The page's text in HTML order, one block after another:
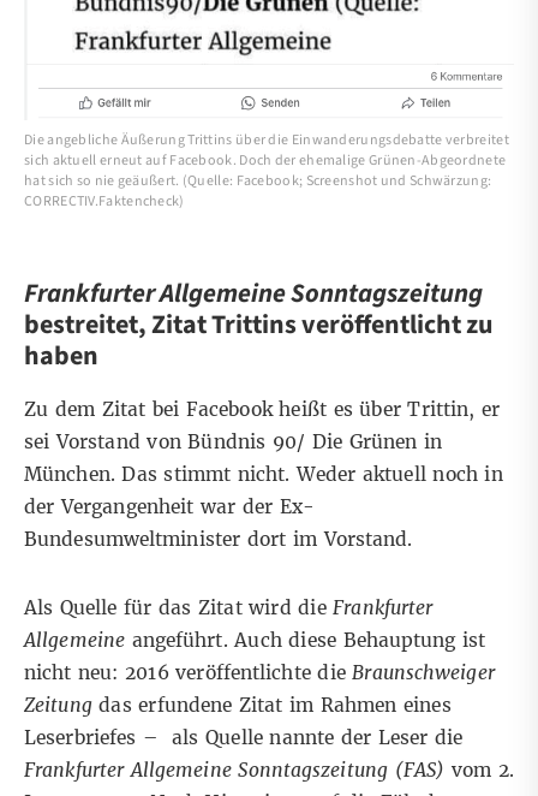
Die angebliche Äußerung Trittins über die Einwanderungsdebatte verbreitet
sich aktuell erneut auf Facebook. Doch der ehemalige Grünen-Abgeordnete
hat sich so nie geäußert. (Quelle: Facebook; Screenshot und Schwärzung:
CORRECTIV.Faktencheck)
Frankfurter Allgemeine Sonntagszeitung
bestreitet, Zitat Trittins veröffentlicht zu
haben
Zu dem Zitat bei Facebook heißt es über Trittin, er
sei Vorstand von Bündnis 90/ Die Grünen in
München. Das stimmt nicht. Wederaktuell nochin
der Vergangenheit war der Ex-
Bundesumweltminister dort im Vorstand.
Als Quelle für das Zitat wird die Frankfurter
Allgemeine angeführt. Auch diese Behauptung ist
nicht neu: 2016 veröffentlichte die Braunschweiger
Zeitungdas erfundene Zitat im Rahmen eines
Leserbriefes – als Quelle nannte der Leser die
Frankfurter Allgemeine Sonntagszeitung (FAS) vom 2.